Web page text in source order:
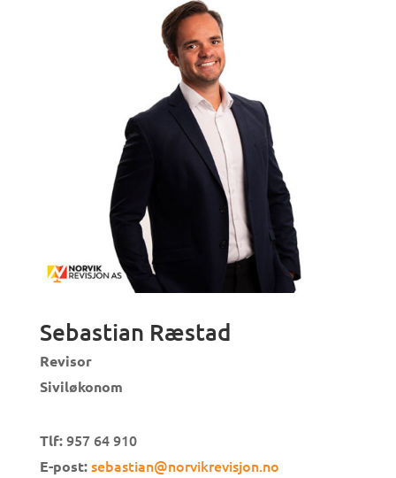
Sebastian Ræstad
Revisor
Siviløkonom
Tlf:957 64 910
E-post: sebastian@norvikrevisjon.no